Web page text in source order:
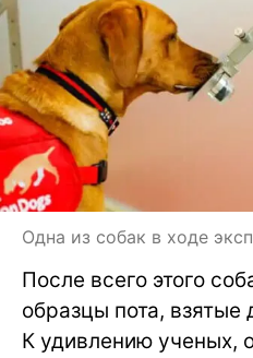
Одна из собак в ходе
После всего этого
образцы пота, взятые
К удивлению ученых,